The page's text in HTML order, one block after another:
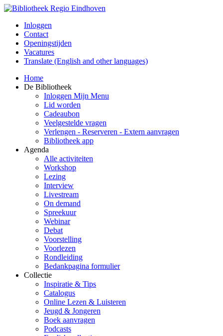
Inloggen
Contact
Openingstijden
Vacatures
Translate (English and other languages)
Home
De Bibliotheek
Inloggen Mijn Menu
Lid worden
Cadeaubon
Veelgestelde vragen
Verlengen - Reserveren - Extern aanvragen
Bibliotheek app
Agenda
Alle activiteiten
Workshop
Lezing
Interview
Livestream
On demand
Spreekuur
Webinar
Debat
Voorstelling
Voorlezen
Rondleiding
Bedankpagina formulier
Collectie
Inspiratie & Tips
Catalogus
Online Lezen & Luisteren
Jeugd & Jongeren
Boek aanvragen
Podcasts